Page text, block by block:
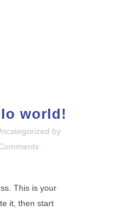
world!
by
This is your
it, then start